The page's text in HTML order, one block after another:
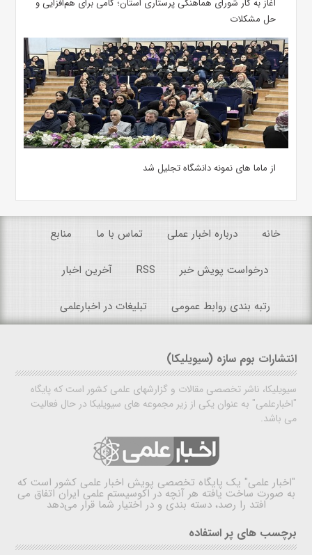
آغاز به کار شورای هماهنگی پرستاری استان؛ گامی برای هم‌افزایی و
حل مشکلات
از ماما های نمونه دانشگاه تجلیل شد
خانه درباره اخبار عملی تماس با ما منابع
درخواست پویش خبر RSS آخرین اخبار
رتبه بندی روابط عمومی تبلیغات در اخبارعلمی
انتشارات بوم سازه (سیویلیکا)
سیویلیکا، ناشر تخصصی مقالات و گزارشهای علمی کشور است که پایگاه
"اخبارعلمی" به عنوان یکی از زیر مجموعه های سیویلیکا در حال فعالیت
می باشد.
"اخبار علمی" یک پایگاه تخصصی پویش اخبار علمی کشور است که
به صورت ساخت یافته هر آنچه در اکوسیستم علمی ایران اتفاق می
افتد را رصد، دسته بندی و در اختیار شما قرار می‌دهد
برچسب های پر استفاده